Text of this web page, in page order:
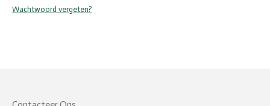
Wachtwoord vergeten?